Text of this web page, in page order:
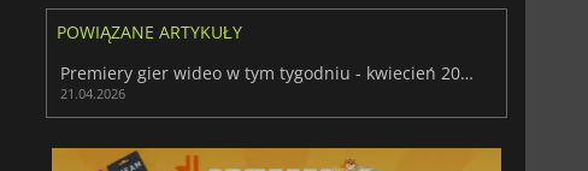
POWIĄZANE ARTYKUŁY
Premiery gier wideo w tym tygodniu - kwiecień 2026 (tydzień 17)
21.04.2026